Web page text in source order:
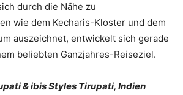
durch die Nähe zu
wie dem Kecharis-Kloster und dem
auszeichnet, entwickelt sich gerade
beliebten Ganzjahres-Reiseziel.
& ibis Styles Tirupati, Indien